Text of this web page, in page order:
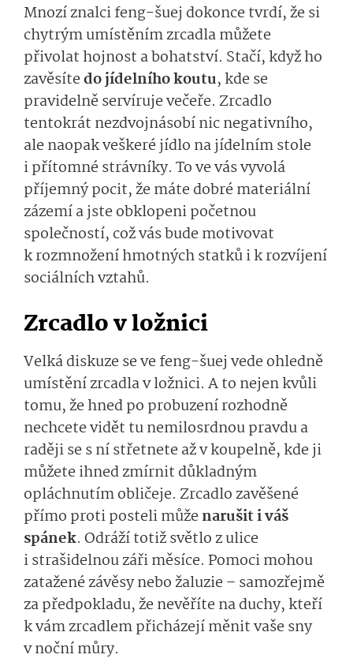
Mnozí znalci feng-šuej dokonce tvrdí, že si
chytrým umístěním zrcadla můžete
přivolat hojnost a bohatství. Stačí, když ho
zavěsítedo jídelního koutu, kde se
pravidelně servíruje večeře. Zrcadlo
tentokrát nezdvojnásobí nic negativního,
ale naopak veškeré jídlo na jídelním stole
i přítomné strávníky. To ve vás vyvolá
příjemný pocit, že máte dobré materiální
zázemí a jste obklopeni početnou
společností, což vás bude motivovat
k rozmnožení hmotných statků i k rozvíjení
sociálních vztahů.
Zrcadlo v ložnici
Velká diskuze se ve feng-šuej vede ohledně
umístění zrcadla v ložnici. A to nejen kvůli
tomu, že hned po probuzení rozhodně
nechcete vidět tu nemilosrdnou pravdu a
raději se s ní střetnete až v koupelně, kde ji
můžete ihned zmírnit důkladným
opláchnutím obličeje. Zrcadlo zavěšené
přímo proti posteli můženarušit i váš
spánek. Odráží totiž světlo z ulice
i strašidelnou záři měsíce. Pomoci mohou
zatažené závěsy nebo žaluzie – samozřejmě
za předpokladu, že nevěříte na duchy, kteří
k vám zrcadlem přicházejí měnit vaše sny
v noční můry.